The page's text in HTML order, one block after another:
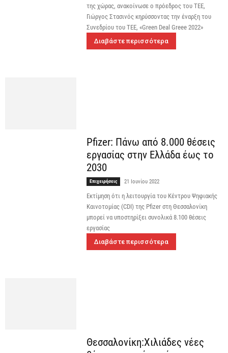
της χώρας, ανακοίνωσε ο πρόεδρος του ΤΕΕ,
Γιώργος Στασινός κηρύσσοντας την έναρξη του
Συνεδρίου του ΤΕΕ, «Green Deal Greee 2022»
Διαβάστε περισσότερα
Pfizer: Πάνω από 8.000 θέσεις
εργασίας στην Ελλάδα έως το
2030
Επιχειρήσεις 21 Ιουνίου 2022
Εκτίμηση ότι η λειτουργία του Κέντρου Ψηφιακής
Καινοτομίας (CDI) της Pfizer στη Θεσσαλονίκη
μπορεί να υποστηρίξει συνολικά 8.100 θέσεις
εργασίας
Διαβάστε περισσότερα
Θεσσαλονίκη:Χιλιάδες νέες